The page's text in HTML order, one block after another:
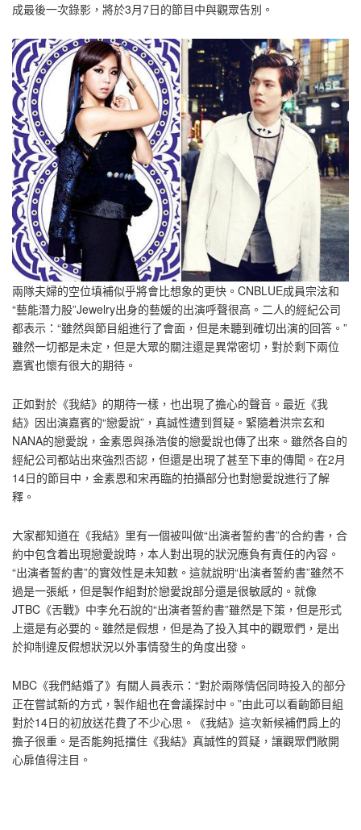
成最後一次錄影，將於3月7日的節目中與觀眾告別。
兩隊夫婦的空位填補似乎將會比想象的更快。CNBLUE成員宗泫和
“藝能潛力股”Jewelry出身的藝媛的出演呼聲很高。二人的經紀公司
都表示：“雖然與節目組進行了會面，但是未聽到確切出演的回答。”
雖然一切都是未定，但是大眾的關注還是異常密切，對於剩下兩位
嘉賓也懷有很大的期待。
正如對於《我結》的期待一樣，也出現了擔心的聲音。最近《我
結》因出演嘉賓的“戀愛說”，真誠性遭到質疑。緊隨着洪宗玄和
NANA的戀愛說，金素恩與孫浩俊的戀愛說也傳了出來。雖然各自的
經紀公司都站出來強烈否認，但還是出現了甚至下車的傳聞。在2月
14日的節目中，金素恩和宋再臨的拍攝部分也對戀愛說進行了解
釋。
大家都知道在《我結》里有一個被叫做“出演者誓約書”的合約書，合
約中包含着出現戀愛說時，本人對出現的狀況應負有責任的內容。
“出演者誓約書”的實效性是未知數。這就說明“出演者誓約書”雖然不
過是一張紙，但是製作組對於戀愛說部分還是很敏感的。就像
JTBC《舌戰》中李允石說的“出演者誓約書”雖然是下策，但是形式
上還是有必要的。雖然是假想，但是為了投入其中的觀眾們，是出
於抑制違反假想狀況以外事情發生的角度出發。
MBC《我們結婚了》有關人員表示：“對於兩隊情侶同時投入的部分
正在嘗試新的方式，製作組也在會議探討中。”由此可以看齣節目組
對於14日的初放送花費了不少心思。《我結》這次新候補們肩上的
擔子很重。是否能夠抵擋住《我結》真誠性的質疑，讓觀眾們敞開
心扉值得注目。